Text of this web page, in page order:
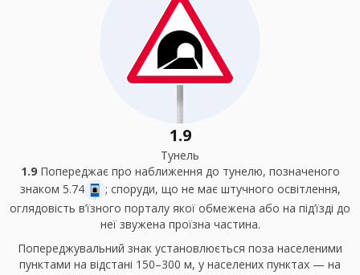
1.9
Тунель
1.9Попереджає про наближення до тунелю, позначеного
знаком 5.74
; споруди, що не має штучного освітлення,
оглядовість в’їзного порталу якої обмежена або на під’їзді до
неї звужена проїзна частина.
Попереджувальний знак установлюється поза населеними
пунктами на відстані 150–300 м, у населених пунктах — на